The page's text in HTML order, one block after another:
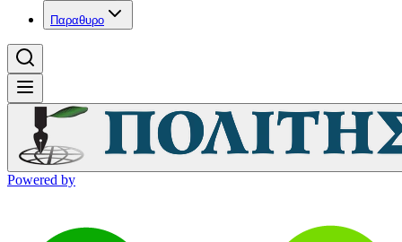
Παραθυρο
Powered by